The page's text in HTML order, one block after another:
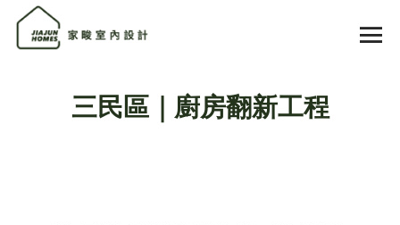
三民區｜廚房翻新工程